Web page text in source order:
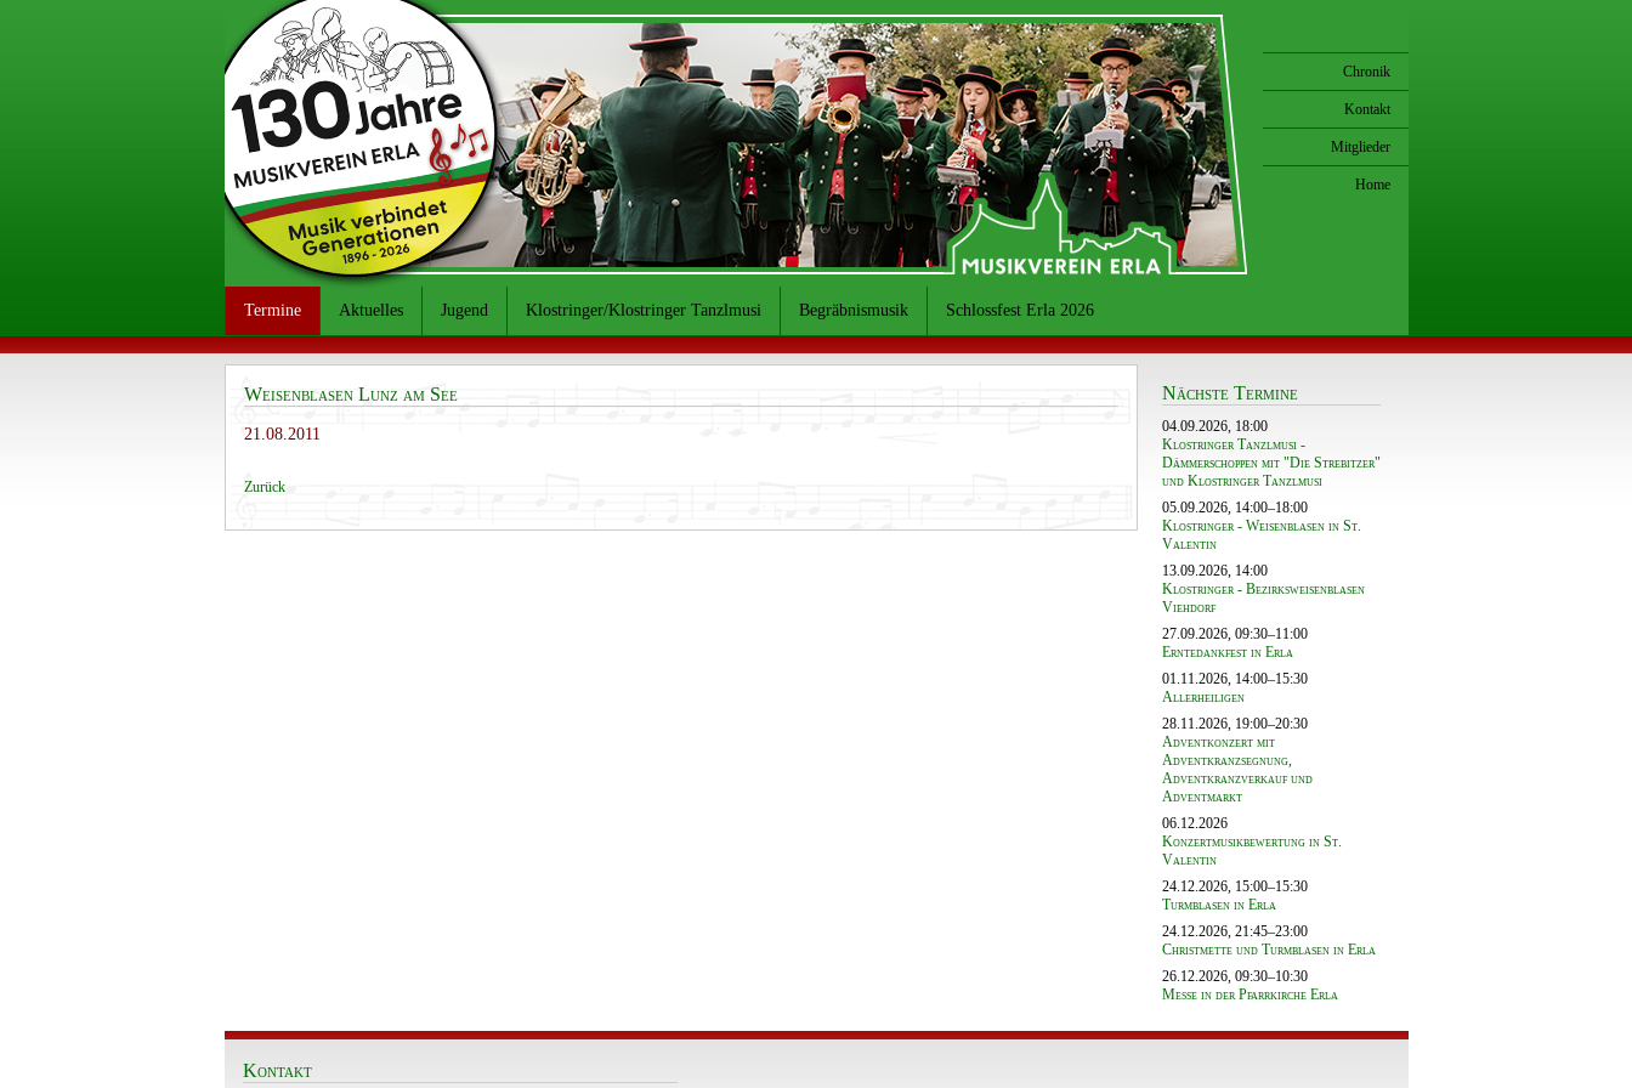
Termine Aktuelles Jugend Klostringer/Klostringer Tanzlmusi Begräbnismusik Schlossfest Erla 2026
Chronik
Kontakt
Mitglieder
Home
Weisenblasen Lunz am See
21.08.2011
Zurück
Nächste Termine
04.09.2026, 18:00
Klostringer Tanzlmusi -
Dämmerschoppen mit "Die Strebitzer"
und Klostringer Tanzlmusi
05.09.2026, 14:00–18:00
Klostringer - Weisenblasen in St.
Valentin
13.09.2026, 14:00
Klostringer - Bezirksweisenblasen
Viehdorf
27.09.2026, 09:30–11:00
Erntedankfest in Erla
01.11.2026, 14:00–15:30
Allerheiligen
28.11.2026, 19:00–20:30
Adventkonzert mit
Adventkranzsegnung,
Adventkranzverkauf und
Adventmarkt
06.12.2026
Konzertmusikbewertung in St.
Valentin
24.12.2026, 15:00–15:30
Turmblasen in Erla
24.12.2026, 21:45–23:00
Christmette und Turmblasen in Erla
26.12.2026, 09:30–10:30
Messe in der Pfarrkirche Erla
Kontakt